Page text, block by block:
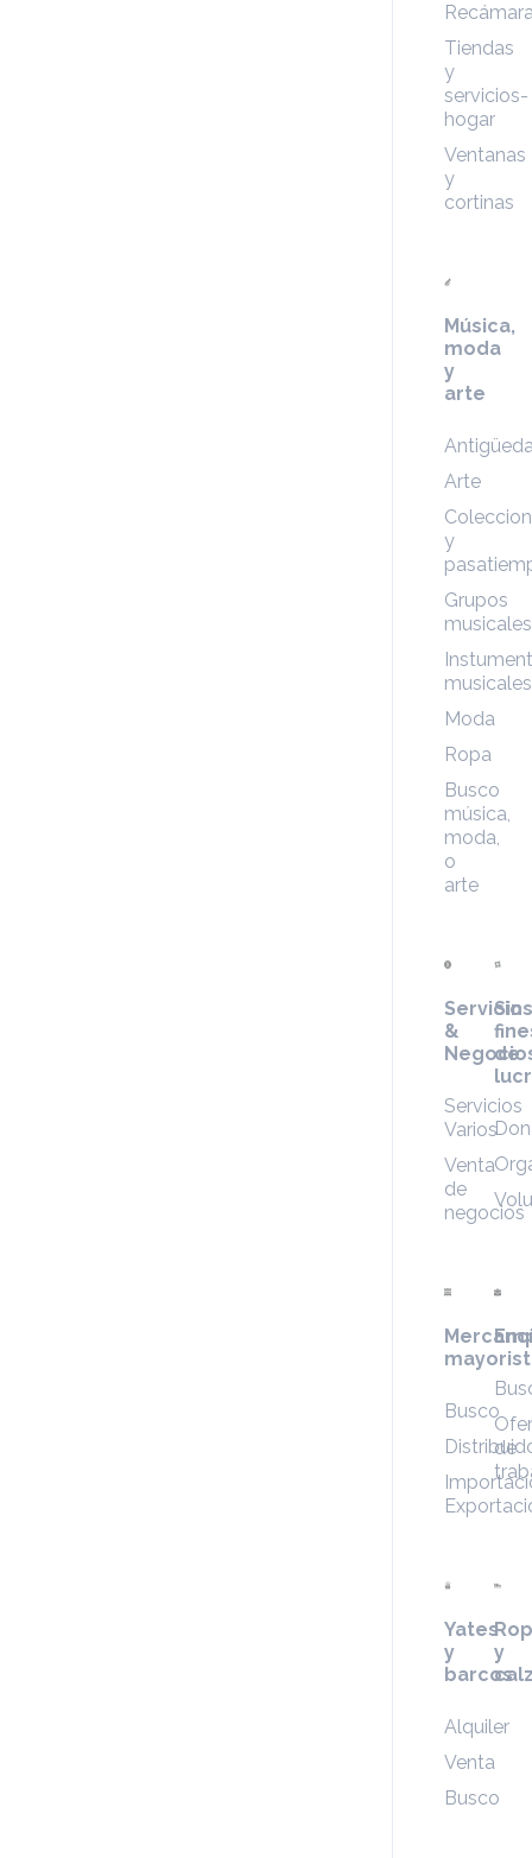
Tiendas
y
servicios-
hogar
Ventanas
y
cortinas
Música,
moda
y
arte
Arte
y
Grupos
musicales
musicales
Moda
Ropa
Busco
música,
moda,
o
arte
Servicios
&
Servicios
Varios
Venta
de
negocios
Sin
de
Busco
de
Yates
y
barcos
Alquiler
Venta
Busco
y